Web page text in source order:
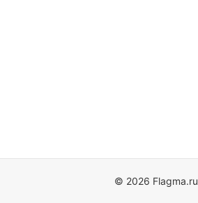
© 2026 Flagma.ru